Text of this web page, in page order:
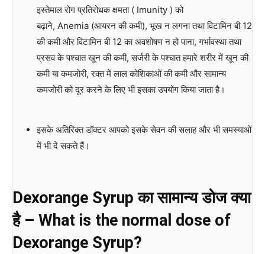
इस्तेमाल रोग प्रतिरोधक क्षमता ( Imunity ) को
बढ़ाने, Anemia (आयरन की कमी), भूख न लगना तथा विटामिन बी 12
की कमी और विटामिन बी 12 का अवशोषण न हो पाना, गर्भावस्था तथा
प्रसव के पश्चात खून की कमी, सर्जरी के पश्चात हमारे शरीर में खून की
कमी या कमजोरी, रक्त में लाल कोशिकाओं की कमी और सामान्य
कमजोरी को दूर करने के लिए भी इसका उपयोग किया जाता है।
इसके अतिरिक्त डॉक्टर आपको इसके सेवन की सलाह और भी समस्याओं
में भी दे सकते हैं।
Dexorange Syrup का सामान्य डोज क्या
है – What is the normal dose of
Dexorange Syrup?